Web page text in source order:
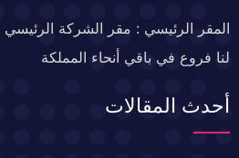
المقر الرئيسي : مقر الشركة
لنا فروع في باقي أنحاء المملكة
أحدث المقالات